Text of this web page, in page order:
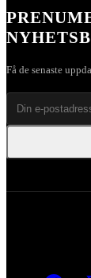
Få de senaste